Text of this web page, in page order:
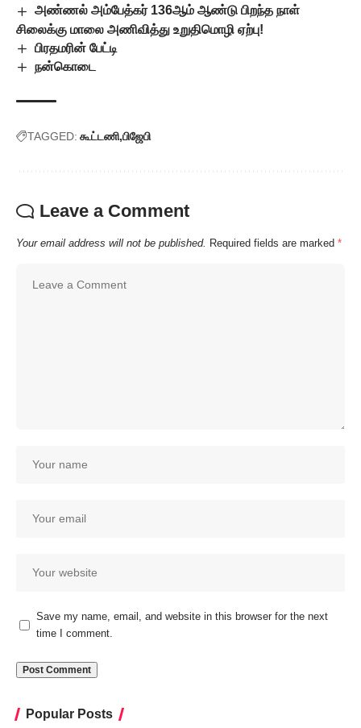
அண்ணல் அம்பேத்கர் 136ஆம் ஆண்டு பிறந்த நாள்
சிலைக்கு மாலை அணிவித்து உறுதிமொழி ஏற்பு!
பிரதமரின் பேட்டி
நன்கொடை
TAGGED: கூட்டணி பிஜேபி
Leave a Comment
Your email address will not be published. Required fields are marked *
Save my name, email, and website in this browser for the next
time I comment.
Popular Posts